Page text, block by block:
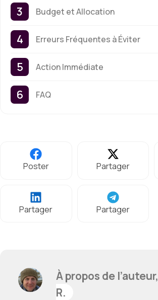
Budget et Allocation
Erreurs Fréquentes à Éviter
Action Immédiate
FAQ
Poster Partager
Partager Partager
À propos de l’auteur,
R.